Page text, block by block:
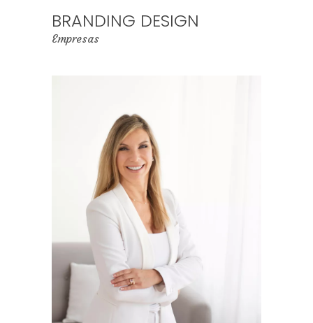
BRANDING DESIGN
Empresas